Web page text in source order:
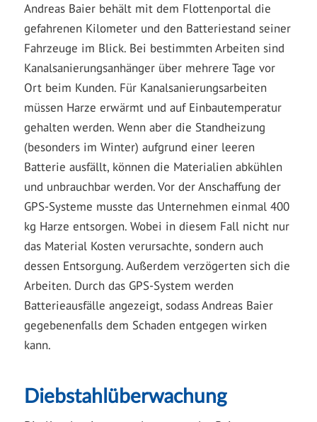
Andreas Baier behält mit dem Flottenportal die
gefahrenen Kilometer und den Batteriestand seiner
Fahrzeuge im Blick. Bei bestimmten Arbeiten sind
Kanalsanierungsanhänger über mehrere Tage vor
Ort beim Kunden. Für Kanalsanierungsarbeiten
müssen Harze erwärmt und auf Einbautemperatur
gehalten werden. Wenn aber die Standheizung
(besonders im Winter) aufgrund einer leeren
Batterie ausfällt, können die Materialien abkühlen
und unbrauchbar werden. Vor der Anschaffung der
GPS-Systeme musste das Unternehmen einmal 400
kg Harze entsorgen. Wobei in diesem Fall nicht nur
das Material Kosten verursachte, sondern auch
dessen Entsorgung. Außerdem verzögerten sich die
Arbeiten. Durch das GPS-System werden
Batterieausfälle angezeigt, sodass Andreas Baier
gegebenenfalls dem Schaden entgegen wirken
kann.
Diebstahlüberwachung